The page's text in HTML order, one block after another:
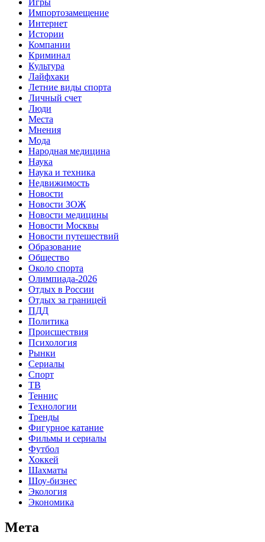
Игры
Импортозамещение
Интернет
Истории
Компании
Криминал
Культура
Лайфхаки
Летние виды спорта
Личный счет
Люди
Места
Мнения
Мода
Народная медицина
Наука
Наука и техника
Недвижимость
Новости
Новости ЗОЖ
Новости медицины
Новости Москвы
Новости путешествий
Образование
Общество
Около спорта
Олимпиада-2026
Отдых в России
Отдых за границей
ПДД
Политика
Происшествия
Психология
Рынки
Сериалы
Спорт
ТВ
Теннис
Технологии
Тренды
Фигурное катание
Фильмы и сериалы
Футбол
Хоккей
Шахматы
Шоу-бизнес
Экология
Экономика
Мета